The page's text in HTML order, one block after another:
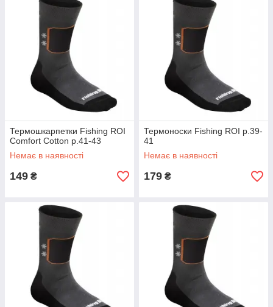
Термошкарпетки Fishing ROI
Comfort Cotton р.41-43
Немає в наявності
149 ₴
Термоноски Fishing ROI р.39-
41
Немає в наявності
179 ₴